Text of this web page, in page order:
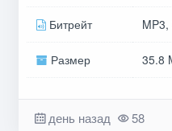
Битрейт
Размер 35.8
день назад 58